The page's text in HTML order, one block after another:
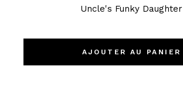
Uncle's Funky Daughter
AJOUTER AU PANIER